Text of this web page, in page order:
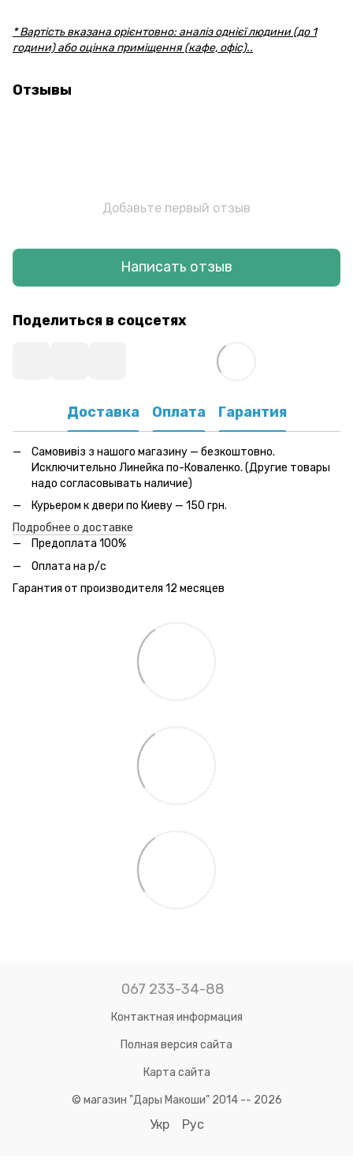
* Вартість вказана орієнтовно: аналіз однієї людини (до 1
години) або оцінка приміщення (кафе, офіс)..
Отзывы
Добавьте первый отзыв
Написать отзыв
Поделиться в соцсетях
Доставка Оплата Гарантия
Самовивіз з нашого магазину — безкоштовно.
Исключительно Линейка по-Коваленко. (Другие товары
надо согласовывать наличие)
Курьером к двери по Киеву — 150 грн.
Подробнее о доставке
Предоплата 100%
Оплата на р/с
Гарантия от производителя 12 месяцев
067 233-34-88
Контактная информация
Полная версия сайта
Карта сайта
© магазин "Дары Макоши" 2014 -- 2026
Укр Рус